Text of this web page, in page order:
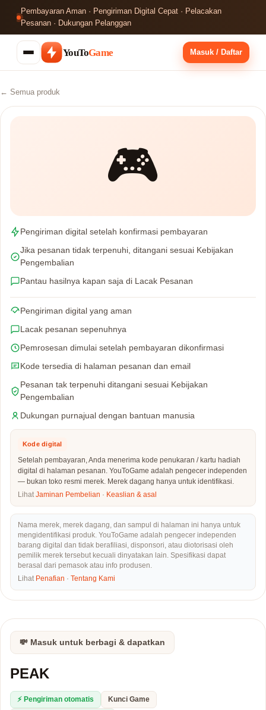
Pembayaran Aman · Pengiriman Digital Cepat · Pelacakan
Pesanan · Dukungan Pelanggan
YouToGame Masuk / Daftar
← Semua produk
🎮
Pengiriman digital setelah konfirmasi pembayaran
Jika pesanan tidak terpenuhi, ditangani sesuai Kebijakan
Pengembalian
Pantau hasilnya kapan saja di Lacak Pesanan
Pengiriman digital yang aman
Lacak pesanan sepenuhnya
Pemrosesan dimulai setelah pembayaran dikonfirmasi
Kode tersedia di halaman pesanan dan email
Pesanan tak terpenuhi ditangani sesuai Kebijakan
Pengembalian
Dukungan purnajual dengan bantuan manusia
Kode digital
Setelah pembayaran, Anda menerima kode penukaran / kartu hadiah
digital di halaman pesanan. YouToGame adalah pengecer independen
— bukan toko resmi merek. Merek dagang hanya untuk identifikasi.
Lihat Jaminan Pembelian · Keaslian & asal
Nama merek, merek dagang, dan sampul di halaman ini hanya untuk
mengidentifikasi produk. YouToGame adalah pengecer independen
barang digital dan tidak berafiliasi, disponsori, atau diotorisasi oleh
pemilik merek tersebut kecuali dinyatakan lain. Spesifikasi dapat
berasal dari pemasok atau info produsen.
Lihat Penafian · Tentang Kami
💸 Masuk untuk berbagi & dapatkan
PEAK
⚡ Pengiriman otomatis Kunci Game